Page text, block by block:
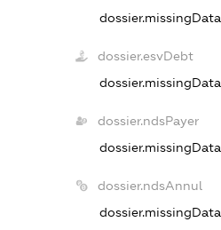
dossier.missingData
dossier.esvDebt
dossier.missingData
dossier.ndsPayer
dossier.missingData
dossier.ndsAnnul
dossier.missingData